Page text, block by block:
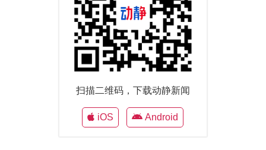
扫描二维码，下载动静新闻
iOS Android